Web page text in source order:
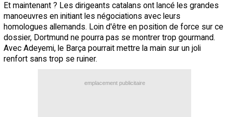
Et maintenant ? Les dirigeants catalans ont lancé les grandes
manoeuvres en initiant les négociations avec leurs
homologues allemands. Loin d'être en position de force sur ce
dossier, Dortmund ne pourra pas se montrer trop gourmand.
Avec Adeyemi, le Barça pourrait mettre la main sur un joli
renfort sans trop se ruiner.
emplacement publicitaire